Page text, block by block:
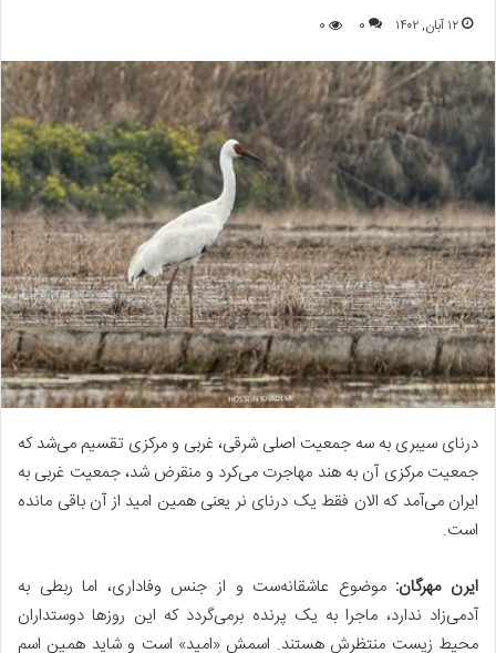
۱۲ آبان, ۱۴۰۲ 0
0
درنای سیبری به سه جمعیت اصلی شرقی، غربی و مرکزی تقسیم می‌شد که
جمعیت مرکزی آن به هند مهاجرت می‌کرد و منقرض شد، جمعیت غربی به
ایران می‌آمد که الان فقط یک درنای نر یعنی همین امید از آن باقی مانده
است.
ایرن مهرگان: موضوع عاشقانه‌ست و از جنس وفاداری، اما ربطی به
آدمی‌زاد ندارد، ماجرا به یک پرنده برمی‌گردد که این روزها دوستداران
محیط زیست منتظرش هستند. اسمش «امید» است و شاید همین اسم